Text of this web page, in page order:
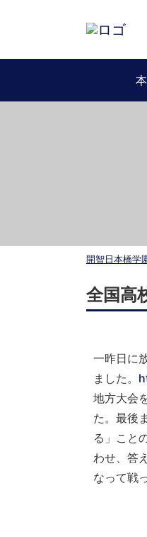
開智日本橋学
全国高
一昨日に
ました。
地方大会
た。最後
る」こと
わせ、答
なって戦